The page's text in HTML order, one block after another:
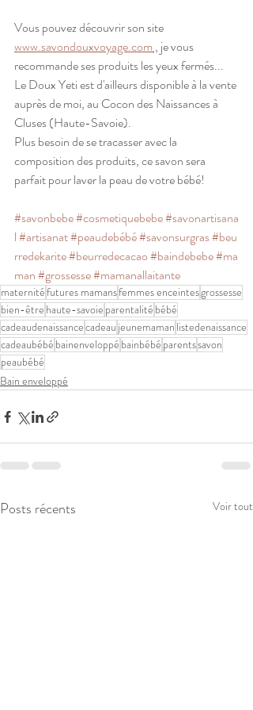
Vous pouvez découvrir son site
www.savondouxvoyage.com , je vous
recommande ses produits les yeux fermés...
Le Doux Yeti est d'ailleurs disponible à la vente
auprès de moi, au Cocon des Naissances à
Cluses (Haute-Savoie).
Plus besoin de se tracasser avec la
composition des produits, ce savon sera
parfait pour laver la peau de votre bébé!
#savonbebe#cosmetiquebebe#savonartisana
l#artisanat#peaudebébé#savonsurgras#beu
rredekarite#beurredecacao#baindebebe#ma
man#grossesse#mamanallaitante
maternitéfutures mamansfemmes enceintesgrossesse
bien-être haute-savoie parentalité bébé
cadeaudenaissancecadeau jeunemaman listedenaissance
cadeaubébé bainenveloppé bainbébé parentssavon
peaubébé
Bain enveloppé
Posts récents Voir tout